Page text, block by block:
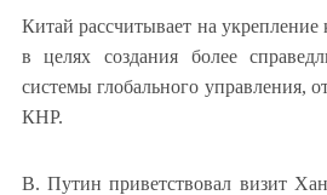
Китай рассчитывает на
в целях создания более
системы глобального управления,
КНР.
В. Путин приветствовал визит